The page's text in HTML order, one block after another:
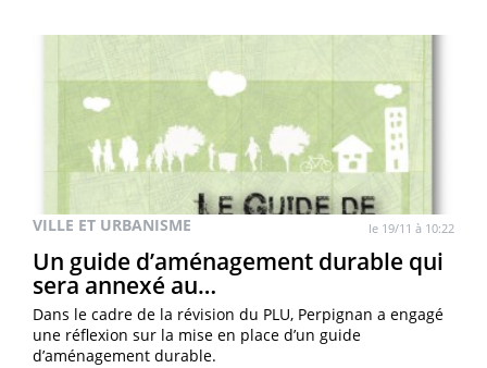
VILLE ET URBANISME le 19/11 à 10:22
Un guide d’aménagement durable qui
sera annexé au…
Dans le cadre de la révision du PLU, Perpignan a engagé
une réflexion sur la mise en place d’un guide
d’aménagement durable.